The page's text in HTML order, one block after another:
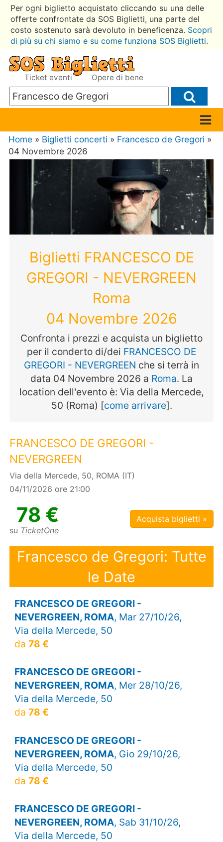
Per ogni biglietto acquistato cliccando su una delle
offerte confrontate da SOS Biglietti, una parte del
costo sostenuto sarà devoluto in beneficenza. Scopri
di più su chi siamo e su come funziona SOS Biglietti.
Ticket eventi Opere di bene
Home » Biglietti concerti » Francesco de Gregori »
04 Novembre 2026
Biglietti FRANCESCO DE
GREGORI - NEVERGREEN
Roma
04 Novembre 2026
Confronta i prezzi e acquista un biglietto
per il conderto di/dei FRANCESCO DE
GREGORI - NEVERGREEN che si terrà in
data 04 Novembre 2026 a Roma. La
location dell'evento è: Via della Mercede,
50 (Roma) [come arrivare].
FRANCESCO DE GREGORI -
NEVERGREEN
Via della Mercede, 50, ROMA (IT)
04/11/2026 ore 21:00
78 €
su TicketOne
Acquista biglietti »
Francesco de Gregori: Tutte
le Date
FRANCESCO DE GREGORI -
NEVERGREEN, ROMA, Mar 27/10/26,
Via della Mercede, 50
da 78 €
FRANCESCO DE GREGORI -
NEVERGREEN, ROMA, Mer 28/10/26,
Via della Mercede, 50
da 78 €
FRANCESCO DE GREGORI -
NEVERGREEN, ROMA, Gio 29/10/26,
Via della Mercede, 50
da 78 €
FRANCESCO DE GREGORI -
NEVERGREEN, ROMA, Sab 31/10/26,
Via della Mercede, 50